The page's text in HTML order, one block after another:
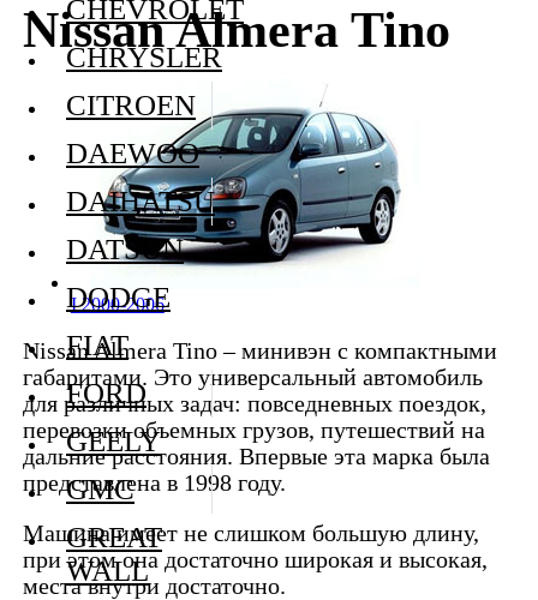
Nissan Almera Tino
I 2000-2006
Nissan Almera Tino – минивэн с компактными
габаритами. Это универсальный автомобиль
для различных задач: повседневных поездок,
перевозки объемных грузов, путешествий на
дальние расстояния. Впервые эта марка была
представлена в 1998 году.
Машина имеет не слишком большую длину,
при этом она достаточно широкая и высокая,
места внутри достаточно.
CHEVROLET
CHRYSLER
CITROEN
DAEWOO
DAIHATSU
DATSUN
DODGE
FIAT
FORD
GEELY
GMC
GREAT
WALL